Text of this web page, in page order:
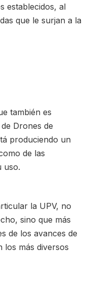
establecidos, al
que le surjan a la
también es
Drones de
produciendo un
de las
uso.
la UPV, no
sino que más
de los avances de
los más diversos